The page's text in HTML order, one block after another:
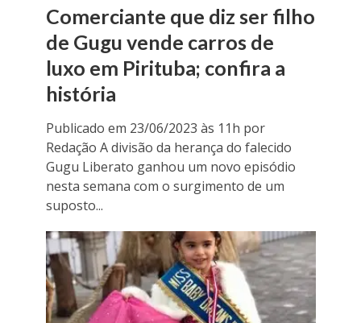
Comerciante que diz ser filho
de Gugu vende carros de
luxo em Pirituba; confira a
história
Publicado em 23/06/2023 às 11h por
Redação A divisão da herança do falecido
Gugu Liberato ganhou um novo episódio
nesta semana com o surgimento de um
suposto...